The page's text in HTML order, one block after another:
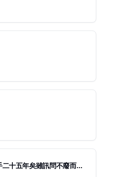
十五年矣雖訊問不廢而笑